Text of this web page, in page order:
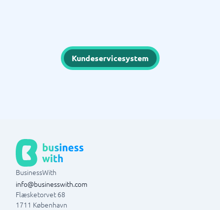
Kundeservicesystem
BusinessWith
info@businesswith.com
Flæsketorvet 68
1711 København